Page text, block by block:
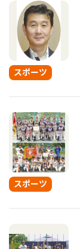
スポーツ
スポーツ